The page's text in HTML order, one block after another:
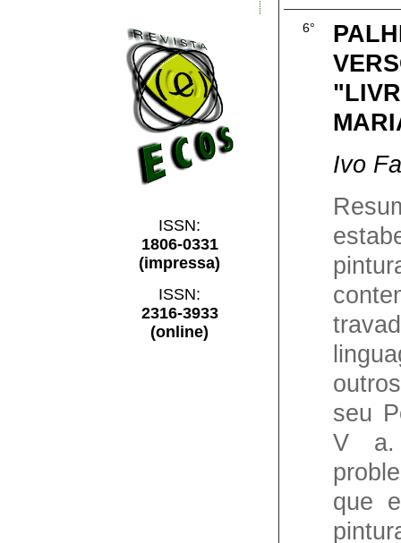
6°
Ivo
seu
V
que
ISSN:
1806-0331
(impressa)
ISSN:
2316-3933
(online)